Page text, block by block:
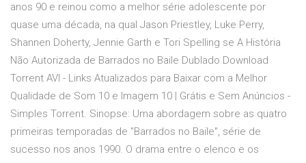
anos 90 e reinou como a melhor série adolescente por
quase uma década, na qual Jason Priestley, Luke Perry,
Shannen Doherty, Jennie Garth e Tori Spelling se A História
Não Autorizada de Barrados no Baile Dublado Download
Torrent AVI - Links Atualizados para Baixar com a Melhor
Qualidade de Som 10 e Imagem 10 | Grátis e Sem Anúncios -
Simples Torrent. Sinopse: Uma abordagem sobre as quatro
primeiras temporadas de "Barrados no Baile", série de
sucesso nos anos 1990. O drama entre o elenco e os